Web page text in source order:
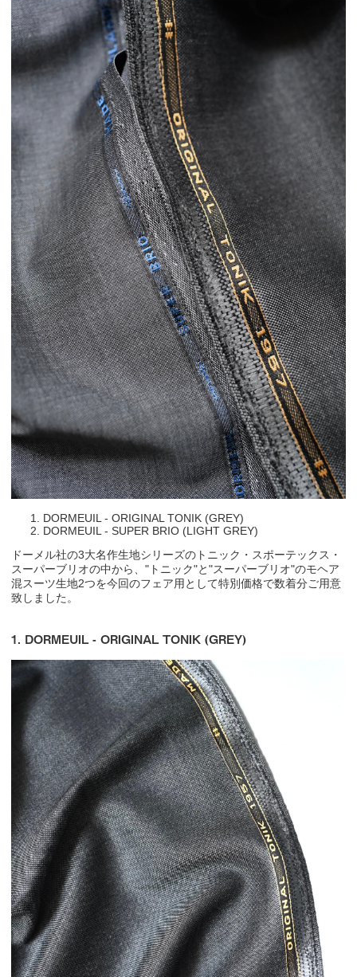
DORMEUIL - ORIGINAL TONIK (GREY)
DORMEUIL - SUPER BRIO (LIGHT GREY)
ドーメル社の3大名作生地シリーズのトニック・スポーテックス・
スーパーブリオの中から、"トニック"と"スーパーブリオ"のモヘア
混スーツ生地2つを今回のフェア用として特別価格で数着分ご用意
致しました。
1. DORMEUIL - ORIGINAL TONIK (GREY)